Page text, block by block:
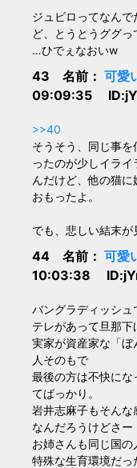
ジュビロってなん
ど、とうとうググっ
…ひでぇなおいw
43 名前： 可愛
09:09:35
>>40
そうそう、同じ事
ったのが少しイラ
んだけど、他の猫
おもったよ。
でも、悲しい結末
44 名前： 可愛
10:03:38
バングラディッシュ
テレがあって旦那
実家が資産家な「
人そのもで
最後の方は不快に
てばっかり。
岩井志麻子もそん
なんだろうけどさー
お姉さんも同じ国
特殊な生育環境だっ